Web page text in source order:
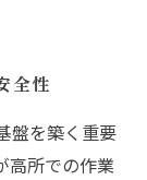
全性
盤を築く重要
高所での作業